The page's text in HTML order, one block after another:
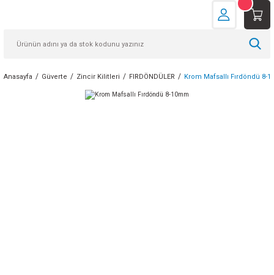
Anasayfa Güverte Zincir Kilitleri FIRDÖNDÜLER Krom Mafsallı Fırdöndü 8-